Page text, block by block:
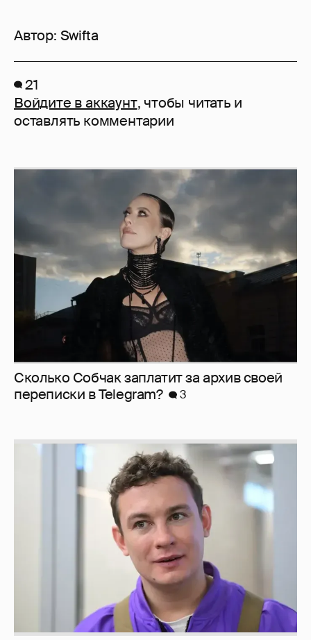
Автор: Swifta
21
Войдите в аккаунт, чтобы читать и
оставлять комментарии
Сколько Собчак заплатит за архив своей
перeписки в Telegram?
3